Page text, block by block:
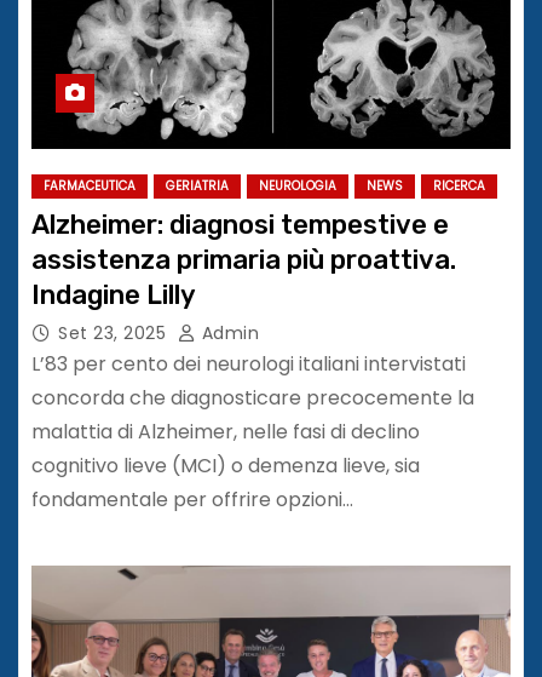
FARMACEUTICA GERIATRIA NEUROLOGIA NEWS RICERCA
Alzheimer: diagnosi tempestive e
assistenza primaria più proattiva.
Indagine Lilly
Set 23, 2025 Admin
L’83 per cento dei neurologi italiani intervistati
concorda che diagnosticare precocemente la
malattia di Alzheimer, nelle fasi di declino
cognitivo lieve (MCI) o demenza lieve, sia
fondamentale per offrire opzioni…